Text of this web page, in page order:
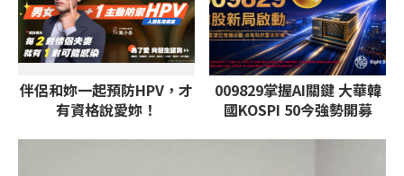
伴侶和妳一起預防HPV，才
有資格說愛妳！
009829掌握AI關鍵 大華韓
國KOSPI 50今強勢開募